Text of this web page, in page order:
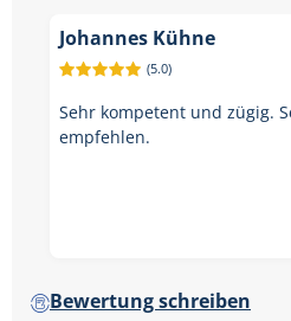
Johannes Kühne
(5.0)
Sehr kompetent und zügig.
empfehlen.
Bewertung schreiben